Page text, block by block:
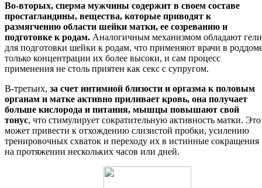
Во-вторых, сперма мужчины содержит в своем составе
простагландины, вещества, которые приводят к
размягчению области шейки матки, ее созреванию и
подготовке к родам. Аналогичным механизмом обладают гели
для подготовки шейки к родам, что применяют врачи в
только концентрации их более высоки, и сам процесс
применения не столь приятен как секс с супругом.
В-третьих, за счет интимной близости и оргазма к половым
органам и матке активно приливает кровь, она получает
больше кислорода и питания, мышцы повышают свой
тонус, что стимулирует сократительную активность матки. Это
может привести к отхождению слизистой пробки, усилению
тренировочных схваток и переходу их в истинные сокращения
на протяжении нескольких часов или дней.